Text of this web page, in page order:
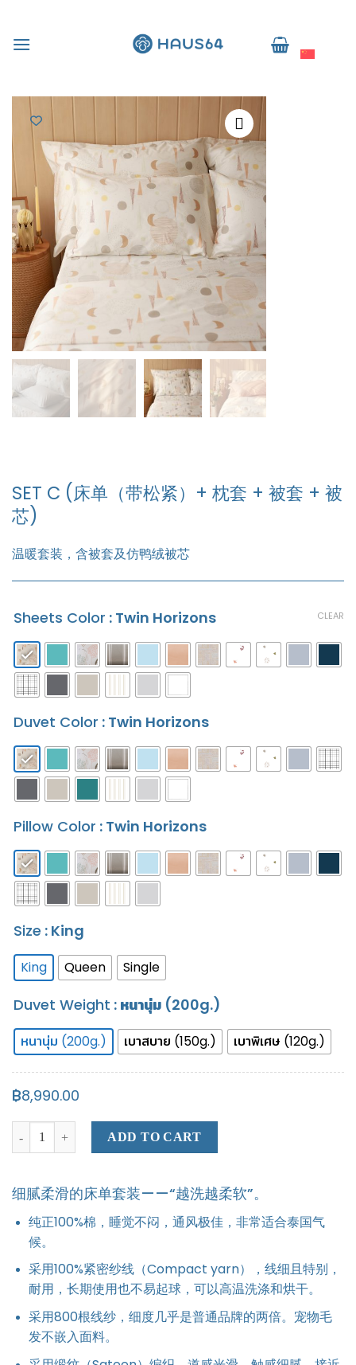
SET C (床单（带松紧）+ 枕套 + 被套 + 被
芯)
温暖套装，含被套及仿鸭绒被芯
Sheets Color : Twin Horizons
Duvet Color : Twin Horizons
Pillow Color : Twin Horizons
Size : King
King Queen Single
Duvet Weight : หนานุ่ม (200g.)
หนานุ่ม (200g.) เบาสบาย (150g.) เบาพิเศษ (120g.)
CLEAR
฿8,990.00
Set C (床单（带松紧）+ 枕套 + 被套 + 被芯) quantity
ADD TO CART
细腻柔滑的床单套装——“越洗越柔软”。
纯正100%棉，睡觉不闷，通风极佳，非常适合泰国气
候。
采用100%紧密纱线（Compact yarn），线细且特别，
耐用，长期使用也不易起球，可以高温洗涤和烘干。
采用800根线纱，细度几乎是普通品牌的两倍。宠物毛
发不嵌入面料。